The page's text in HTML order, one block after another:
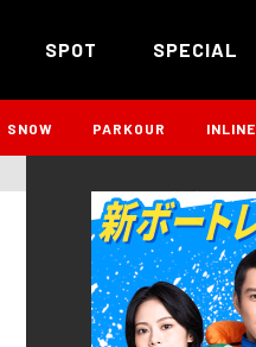
SPOT SPECIAL
SNOW PARKOUR INLINE